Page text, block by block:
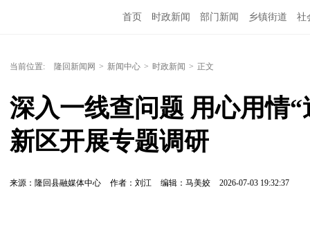
首页 时政新闻 部门新闻 乡镇街道 社
当前位置: 隆回新闻网 > 新闻中心 > 时政新闻 > 正文
深入一线查问题 用心用情
新区开展专题调研
来源：隆回县融媒体中心 作者：刘江 编辑：马美姣 2026-07-03 19:32:37